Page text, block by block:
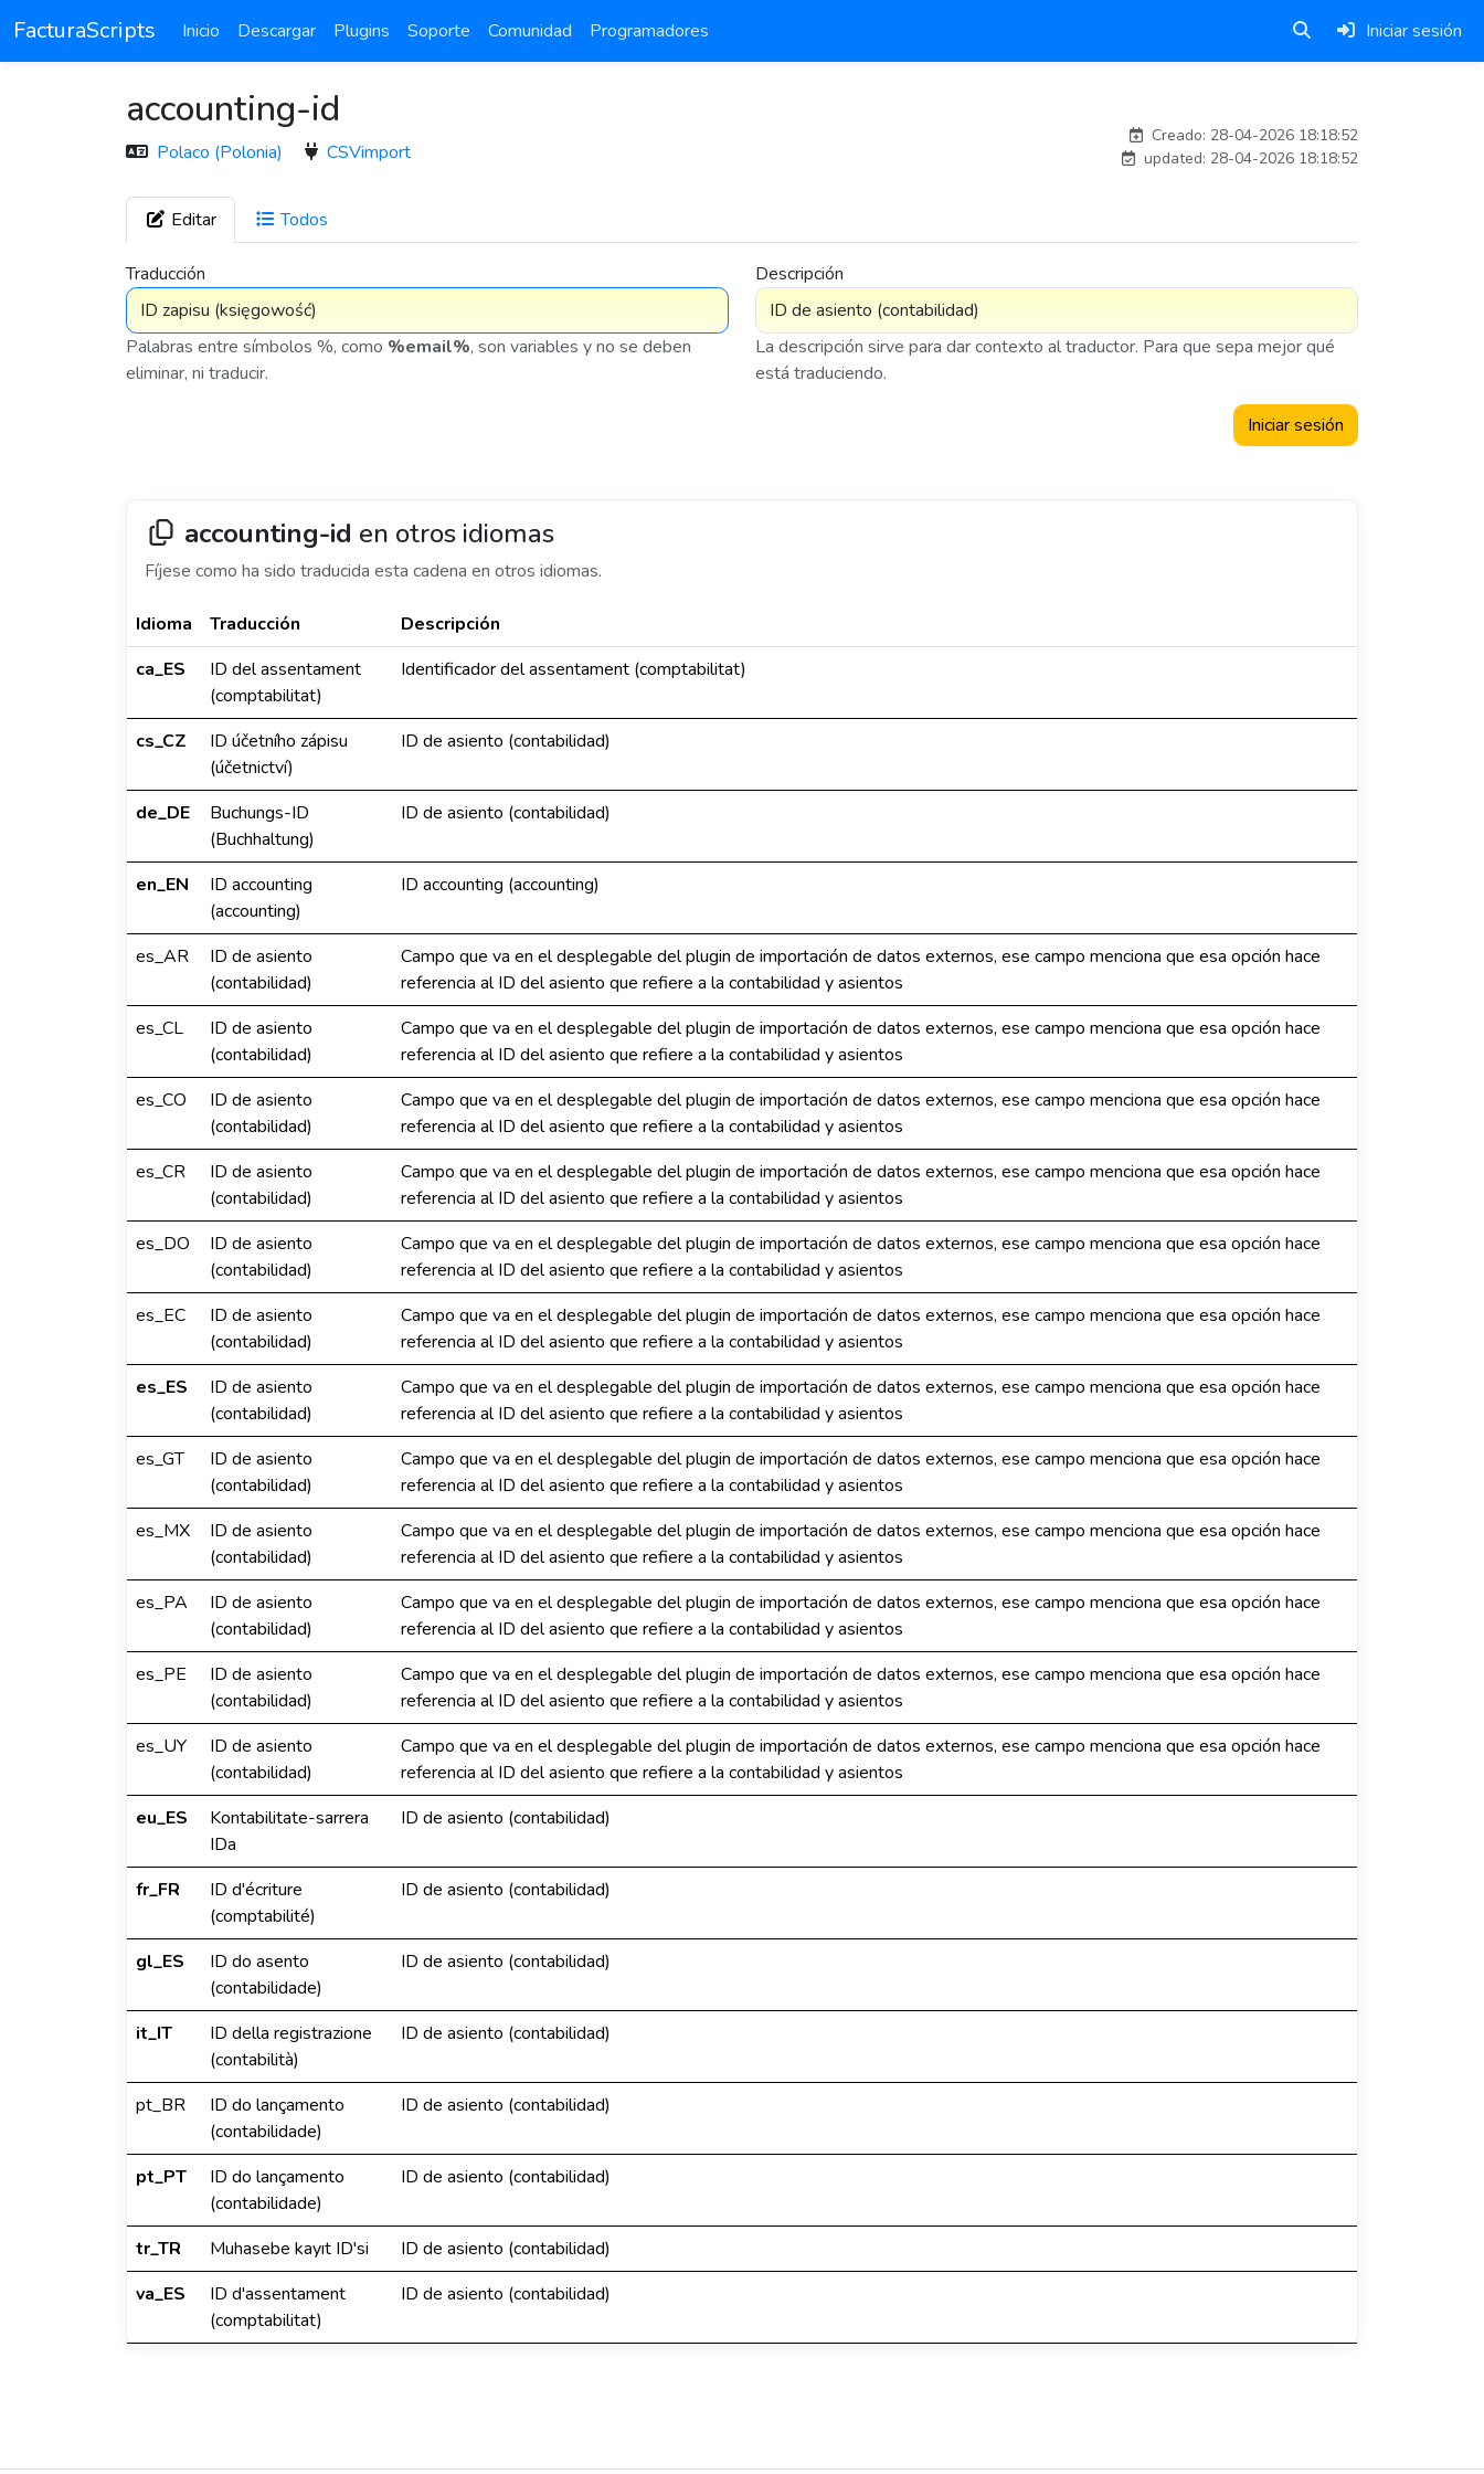
FacturaScripts Inicio Descargar Plugins Soporte Comunidad Programadores Iniciar sesión
accounting-id
Polaco (Polonia) CSVimport
Creado: 28-04-2026 18:18:52
updated: 28-04-2026 18:18:52
Editar Todos
Traducción
Palabras entre símbolos %, como %email%, son variables y no se deben
eliminar, ni traducir.
Descripción
La descripción sirve para dar contexto al traductor. Para que sepa mejor qué
está traduciendo.
Iniciar sesión
accounting-id en otros idiomas
Fíjese como ha sido traducida esta cadena en otros idiomas.
Idioma Traducción
Descripción
ca_ES
ID del assentament
(comptabilitat)
Identificador del assentament (comptabilitat)
cs_CZ
ID účetního zápisu
(účetnictví)
ID de asiento (contabilidad)
de_DE
Buchungs-ID
(Buchhaltung)
ID de asiento (contabilidad)
en_EN
ID accounting
(accounting)
ID accounting (accounting)
es_AR
ID de asiento
(contabilidad)
Campo que va en el desplegable del plugin de importación de datos externos, ese campo menciona que esa opción hace
referencia al ID del asiento que refiere a la contabilidad y asientos
es_CL
ID de asiento
(contabilidad)
Campo que va en el desplegable del plugin de importación de datos externos, ese campo menciona que esa opción hace
referencia al ID del asiento que refiere a la contabilidad y asientos
es_CO
ID de asiento
(contabilidad)
Campo que va en el desplegable del plugin de importación de datos externos, ese campo menciona que esa opción hace
referencia al ID del asiento que refiere a la contabilidad y asientos
es_CR
ID de asiento
(contabilidad)
Campo que va en el desplegable del plugin de importación de datos externos, ese campo menciona que esa opción hace
referencia al ID del asiento que refiere a la contabilidad y asientos
es_DO
ID de asiento
(contabilidad)
Campo que va en el desplegable del plugin de importación de datos externos, ese campo menciona que esa opción hace
referencia al ID del asiento que refiere a la contabilidad y asientos
es_EC
ID de asiento
(contabilidad)
Campo que va en el desplegable del plugin de importación de datos externos, ese campo menciona que esa opción hace
referencia al ID del asiento que refiere a la contabilidad y asientos
es_ES
ID de asiento
(contabilidad)
Campo que va en el desplegable del plugin de importación de datos externos, ese campo menciona que esa opción hace
referencia al ID del asiento que refiere a la contabilidad y asientos
es_GT
ID de asiento
(contabilidad)
Campo que va en el desplegable del plugin de importación de datos externos, ese campo menciona que esa opción hace
referencia al ID del asiento que refiere a la contabilidad y asientos
es_MX
ID de asiento
(contabilidad)
Campo que va en el desplegable del plugin de importación de datos externos, ese campo menciona que esa opción hace
referencia al ID del asiento que refiere a la contabilidad y asientos
es_PA
ID de asiento
(contabilidad)
Campo que va en el desplegable del plugin de importación de datos externos, ese campo menciona que esa opción hace
referencia al ID del asiento que refiere a la contabilidad y asientos
es_PE
ID de asiento
(contabilidad)
Campo que va en el desplegable del plugin de importación de datos externos, ese campo menciona que esa opción hace
referencia al ID del asiento que refiere a la contabilidad y asientos
es_UY
ID de asiento
(contabilidad)
Campo que va en el desplegable del plugin de importación de datos externos, ese campo menciona que esa opción hace
referencia al ID del asiento que refiere a la contabilidad y asientos
eu_ES
Kontabilitate-sarrera
IDa
ID de asiento (contabilidad)
fr_FR
ID d'écriture
(comptabilité)
ID de asiento (contabilidad)
gl_ES
ID do asento
(contabilidade)
ID de asiento (contabilidad)
it_IT
ID della registrazione
(contabilità)
ID de asiento (contabilidad)
pt_BR
ID do lançamento
(contabilidade)
ID de asiento (contabilidad)
pt_PT
ID do lançamento
(contabilidade)
ID de asiento (contabilidad)
tr_TR Muhasebe kayıt ID'si
ID de asiento (contabilidad)
va_ES
ID d'assentament
(comptabilitat)
ID de asiento (contabilidad)